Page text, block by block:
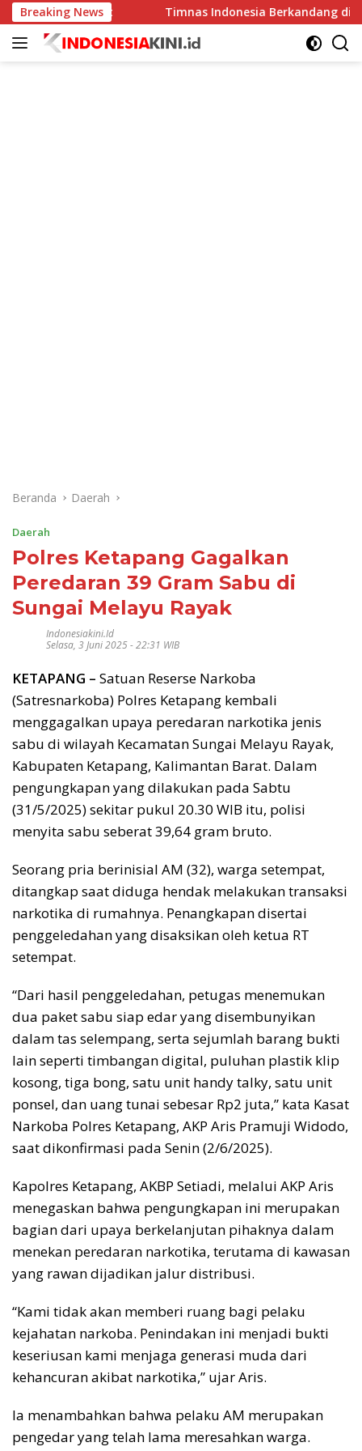
Langsung
ke
konten
Breaking News
Meningkat Timnas Indonesia Berkandang di
Beranda Daerah
Daerah
Polres Ketapang Gagalkan
Peredaran 39 Gram Sabu di
Sungai Melayu Rayak
Indonesiakini.id
Selasa, 3 Juni 2025 - 22:31 WIB
KETAPANG – Satuan Reserse Narkoba
(Satresnarkoba) Polres Ketapang kembali
menggagalkan upaya peredaran narkotika jenis
sabu di wilayah Kecamatan Sungai Melayu Rayak,
Kabupaten Ketapang, Kalimantan Barat. Dalam
pengungkapan yang dilakukan pada Sabtu
(31/5/2025) sekitar pukul 20.30 WIB itu, polisi
menyita sabu seberat 39,64 gram bruto.
Seorang pria berinisial AM (32), warga setempat,
ditangkap saat diduga hendak melakukan transaksi
narkotika di rumahnya. Penangkapan disertai
penggeledahan yang disaksikan oleh ketua RT
setempat.
“Dari hasil penggeledahan, petugas menemukan
dua paket sabu siap edar yang disembunyikan
dalam tas selempang, serta sejumlah barang bukti
lain seperti timbangan digital, puluhan plastik klip
kosong, tiga bong, satu unit handy talky, satu unit
ponsel, dan uang tunai sebesar Rp2 juta,” kata Kasat
Narkoba Polres Ketapang, AKP Aris Pramuji Widodo,
saat dikonfirmasi pada Senin (2/6/2025).
Kapolres Ketapang, AKBP Setiadi, melalui AKP Aris
menegaskan bahwa pengungkapan ini merupakan
bagian dari upaya berkelanjutan pihaknya dalam
menekan peredaran narkotika, terutama di kawasan
yang rawan dijadikan jalur distribusi.
“Kami tidak akan memberi ruang bagi pelaku
kejahatan narkoba. Penindakan ini menjadi bukti
keseriusan kami menjaga generasi muda dari
kehancuran akibat narkotika,” ujar Aris.
Ia menambahkan bahwa pelaku AM merupakan
pengedar yang telah lama meresahkan warga.